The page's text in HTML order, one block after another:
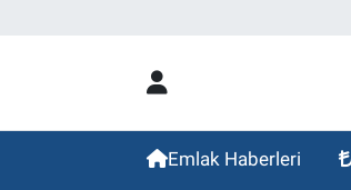
Emlak Haberleri